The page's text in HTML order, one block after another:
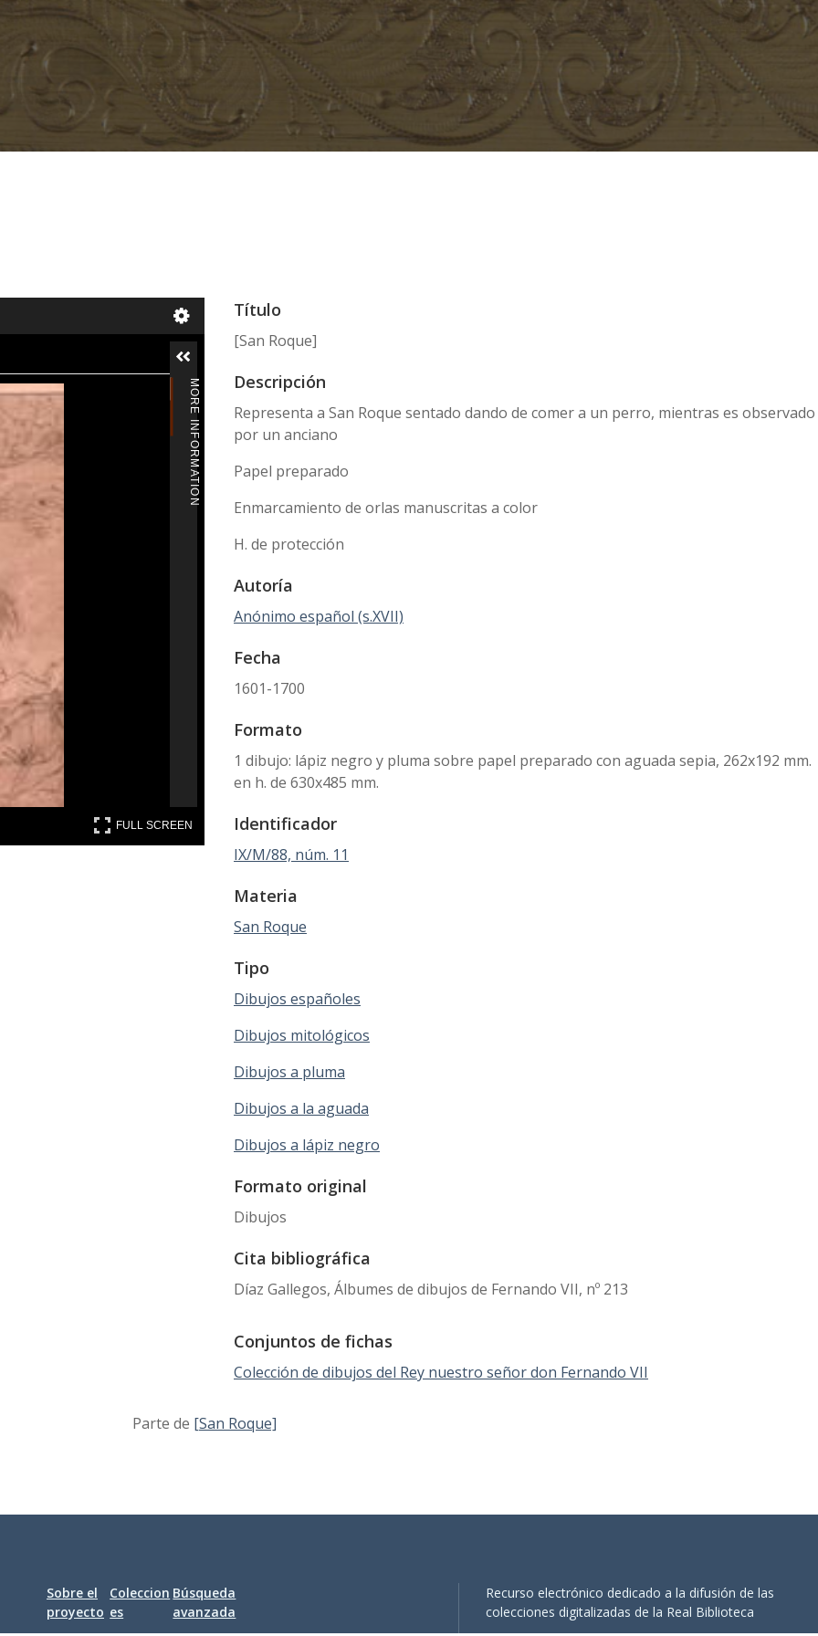
MORE INFORMATION
FULL SCREEN
FULL SCREEN
Título
[San Roque]
Descripción
Representa a San Roque sentado dando de comer a un perro, mientras es observado
por un anciano
Papel preparado
Enmarcamiento de orlas manuscritas a color
H. de protección
Autoría
Anónimo español (s.XVII)
Fecha
1601-1700
Formato
1 dibujo: lápiz negro y pluma sobre papel preparado con aguada sepia, 262x192 mm.
en h. de 630x485 mm.
Identificador
IX/M/88, núm. 11
Materia
San Roque
Tipo
Dibujos españoles
Dibujos mitológicos
Dibujos a pluma
Dibujos a la aguada
Dibujos a lápiz negro
Formato original
Dibujos
Cita bibliográfica
Díaz Gallegos, Álbumes de dibujos de Fernando VII, nº 213
Conjuntos de fichas
Colección de dibujos del Rey nuestro señor don Fernando VII
Parte de [San Roque]
Sobre el
proyecto
Coleccion
es
Búsqueda
avanzada
Recurso electrónico dedicado a la difusión de las
colecciones digitalizadas de la Real Biblioteca